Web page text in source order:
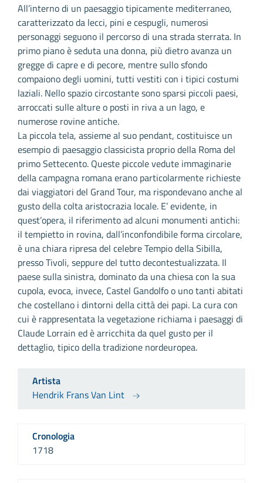
All’interno di un paesaggio tipicamente mediterraneo,
caratterizzato da lecci, pini e cespugli, numerosi
personaggi seguono il percorso di una strada sterrata. In
primo piano è seduta una donna, più dietro avanza un
gregge di capre e di pecore, mentre sullo sfondo
compaiono degli uomini, tutti vestiti con i tipici costumi
laziali. Nello spazio circostante sono sparsi piccoli paesi,
arroccati sulle alture o posti in riva a un lago, e
numerose rovine antiche.
La piccola tela, assieme al suo pendant, costituisce un
esempio di paesaggio classicista proprio della Roma del
primo Settecento. Queste piccole vedute immaginarie
della campagna romana erano particolarmente richieste
dai viaggiatori del Grand Tour, ma rispondevano anche al
gusto della colta aristocrazia locale. E’ evidente, in
quest’opera, il riferimento ad alcuni monumenti antichi:
il tempietto in rovina, dall’inconfondibile forma circolare,
è una chiara ripresa del celebre Tempio della Sibilla,
presso Tivoli, seppure del tutto decontestualizzata. Il
paese sulla sinistra, dominato da una chiesa con la sua
cupola, evoca, invece, Castel Gandolfo o uno tanti abitati
che costellano i dintorni della città dei papi. La cura con
cui è rappresentata la vegetazione richiama i paesaggi di
Claude Lorrain ed è arricchita da quel gusto per il
dettaglio, tipico della tradizione nordeuropea.
Artista
Hendrik Frans Van Lint
Cronologia
1718